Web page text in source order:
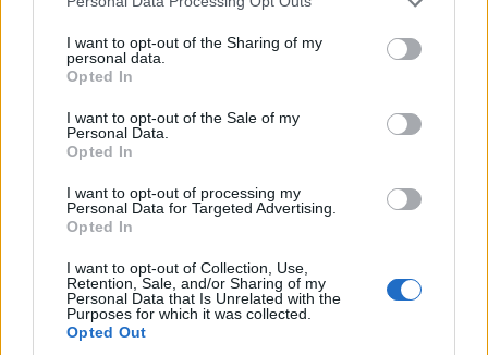
I want to opt-out of the Sharing of my
personal data.
Opted In
I want to opt-out of the Sale of my
Personal Data.
Opted In
I want to opt-out of processing my
Personal Data for Targeted Advertising.
Opted In
I want to opt-out of Collection, Use,
Retention, Sale, and/or Sharing of my
Personal Data that Is Unrelated with the
Purposes for which it was collected.
Opted Out
pic.twitter.com/wytWryxYcO
— Esercito di Cruciani (@EsercitoCrucian)
Per Cruciani se “fosse vero che le loro
battute
erano sessiste ed offensive
donne”, allora “i signori di Sky o della Formula 1
dovrebbero fare una grande battaglia per
eliminare quello che ancora c’è”. “Mi riferisco a